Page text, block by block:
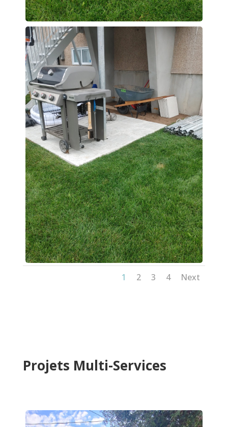
1 2 3 4 Next
Projets Multi-Services